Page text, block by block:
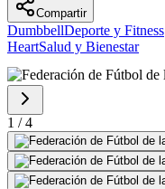
Compartir
DumbbellDeporte y Fitness
HeartSalud y Bienestar
1 /4